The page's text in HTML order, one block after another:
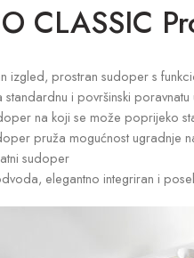
CLASSIC
izgled, prostran sudoper s
standardnu i površinski poravnatu
na koji se može poprijeko
pruža mogućnost ugradnje
sudoper
elegantno integriran i